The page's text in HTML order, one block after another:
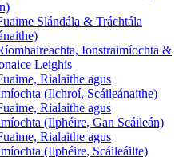
Slándála & Tráchtála
Ionstraimíochta &
Leighis
Rialaithe agus
(Ilchroí, Scáileánaithe)
Rialaithe agus
(Ilphéire, Gan Scáileán)
Rialaithe agus
(Ilphéire, Scáileáilte)